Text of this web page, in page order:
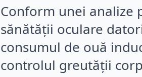
Conform unei analize
sănătății oculare
consumul de ouă
controlul greutății